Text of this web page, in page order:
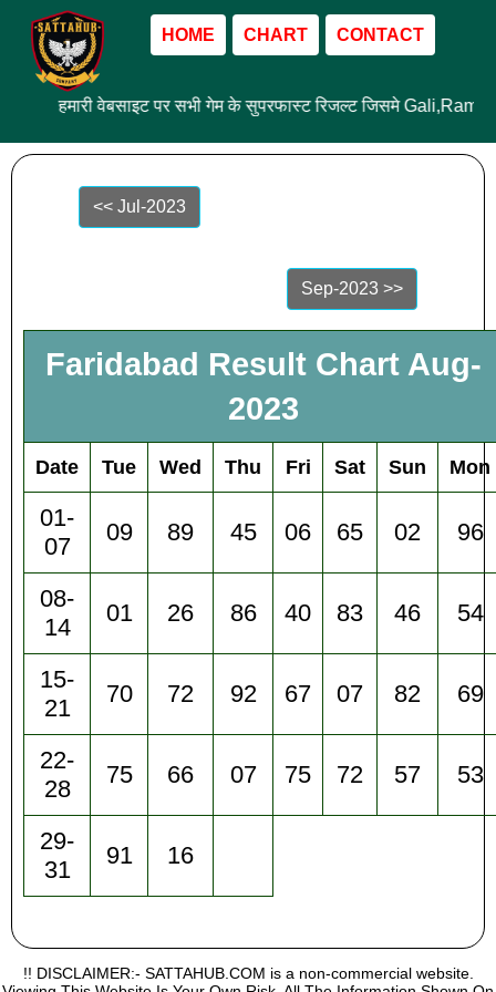
HOME CHART CONTACT
हमारी वेबसाइट पर सभी गेम के सुपरफास्ट रिजल्ट जिसमे
<< Jul-2023
Sep-2023 >>
Faridabad Result Chart Aug-
2023
Date Tue Wed Thu Fri Sat Sun Mon
01-
07
09 89 45 06 65 02 96
08-
14
01 26 86 40 83 46 54
15-
21
70 72 92 67 07 82 69
22-
28
75 66 07 75 72 57 53
29-
31
91 16
!! DISCLAIMER:- SATTAHUB.COM is a non-commercial website.